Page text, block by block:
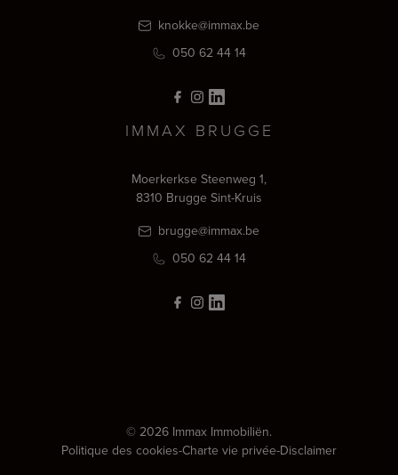
knokke@immax.be
050 62 44 14
IMMAX BRUGGE
Moerkerkse Steenweg 1,
8310 Brugge Sint-Kruis
brugge@immax.be
050 62 44 14
© 2026 Immax Immobiliën.
Politique des cookies-Charte vie privée-Disclaimer